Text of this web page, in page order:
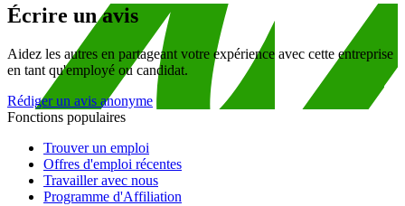
Écrire un avis
Aidez les autres en partageant votre expérience avec cette entreprise
en tant qu'employé ou candidat.
Rédiger un avis anonyme
Fonctions populaires
Trouver un emploi
Offres d'emploi récentes
Travailler avec nous
Programme d'Affiliation